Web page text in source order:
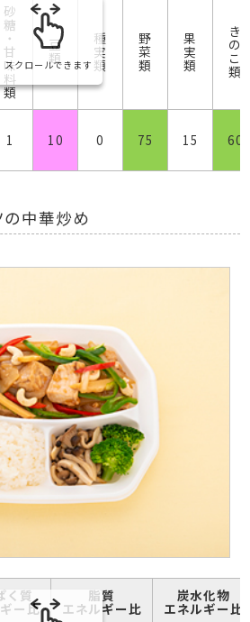
砂
糖
・
甘
味
料
類
豆
類
種
実
類
野
菜
類
果
実
類
き
の
こ
類
1 10 0 75 15 60
スクロールできます
中華炒め
く質
ー比
脂質
エネルギー比
炭水化物
エネルギー比